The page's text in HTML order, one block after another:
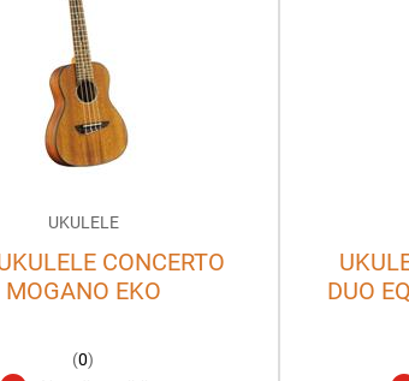
UKULELE
CONCERTO
MOGANO EKO
(0)
DUO